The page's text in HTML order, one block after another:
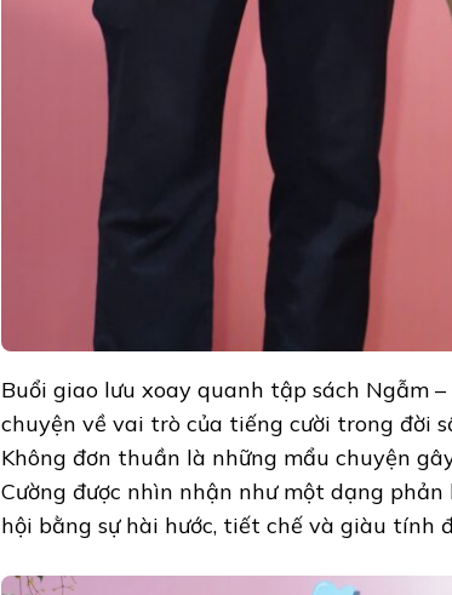
Buổi giao lưu xoay quanh tập sách Ngẫm
chuyện về vai trò của tiếng cười trong đời
Không đơn thuần là những mẩu chuyện
Cường được nhìn nhận như một dạng
hội bằng sự hài hước, tiết chế và giàu tính